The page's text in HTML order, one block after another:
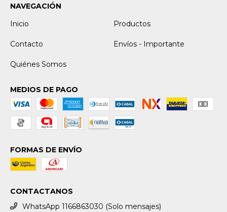
NAVEGACIÓN
Inicio
Productos
Contacto Envíos - Importante
Quiénes Somos
MEDIOS DE PAGO
FORMAS DE ENVÍO
CONTACTANOS
WhatsApp 1166863030 (Solo mensajes)